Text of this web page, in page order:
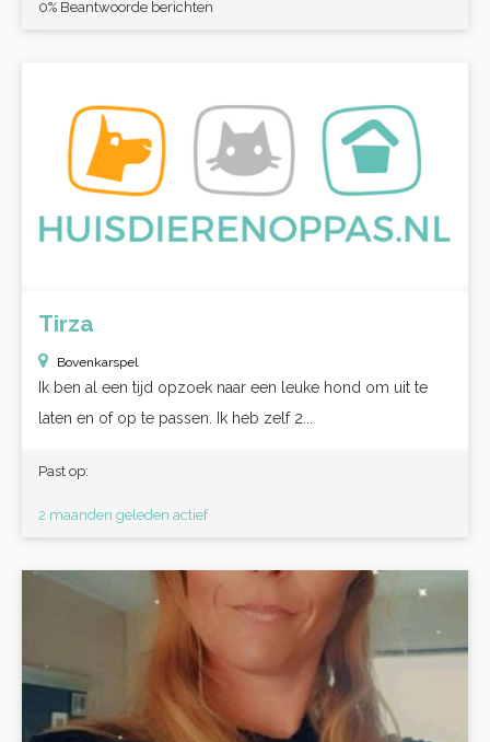
0% Beantwoorde berichten
Tirza
Bovenkarspel
Ik ben al een tijd opzoek naar een leuke hond om uit te
laten en of op te passen. Ik heb zelf 2...
Past op:
2 maanden geleden actief